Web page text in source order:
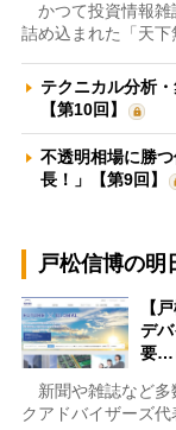
かつて投資情報雑
詰め込まれた「天
テクニカル分析
【第10回】
不透明相場に勝
長！」【第9回】
戸松信博の明
【
デ
要…
新聞や雑誌など多
クアドバイザーズ